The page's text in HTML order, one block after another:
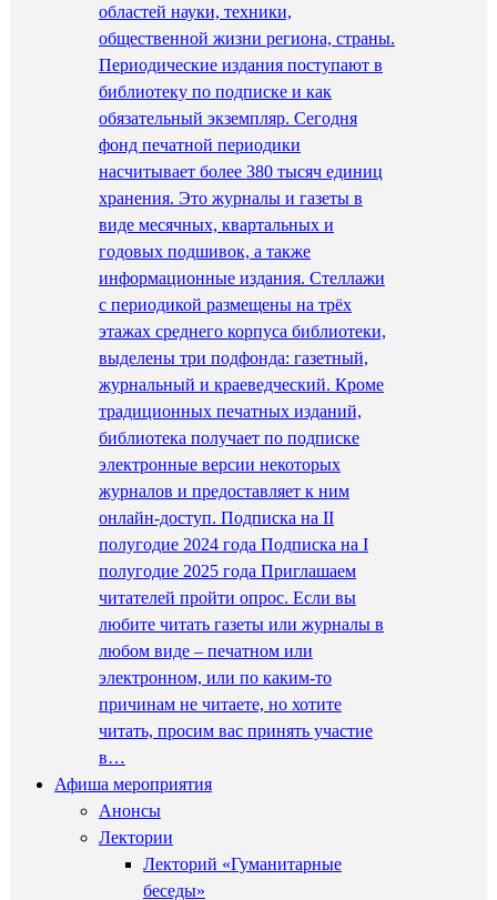
областей науки, техники,
общественной жизни региона, страны.
Периодические издания поступают в
библиотеку по подписке и как
обязательный экземпляр. Сегодня
фонд печатной периодики
насчитывает более 380 тысяч единиц
хранения. Это журналы и газеты в
виде месячных, квартальных и
годовых подшивок, а также
информационные издания. Стеллажи
с периодикой размещены на трёх
этажах среднего корпуса библиотеки,
выделены три подфонда: газетный,
журнальный и краеведческий. Кроме
традиционных печатных изданий,
библиотека получает по подписке
электронные версии некоторых
журналов и предоставляет к ним
онлайн-доступ. Подписка на II
полугодие 2024 года Подписка на I
полугодие 2025 года Приглашаем
читателей пройти опрос. Если вы
любите читать газеты или журналы в
любом виде – печатном или
электронном, или по каким-то
причинам не читаете, но хотите
читать, просим вас принять участие
в…
Афиша мероприятия
Анонсы
Лектории
Лекторий «Гуманитарные
беседы»